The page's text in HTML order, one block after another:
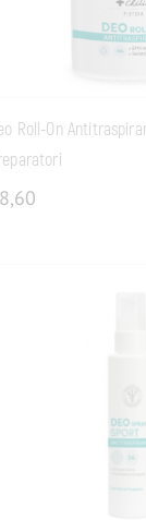
Roll-On
8,60